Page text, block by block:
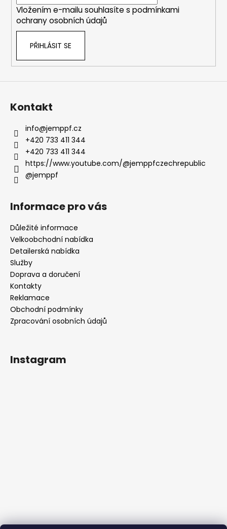
Vložením e-mailu souhlasíte s podmínkami
ochrany osobních údajů
PŘIHLÁSIT SE
Kontakt
info@jemppf.cz
+420 733 411 344
+420 733 411 344
https://www.youtube.com/@jemppfczechrepublic
@jemppf
Informace pro vás
Důležité informace
Velkoobchodní nabídka
Detailerská nabídka
Služby
Doprava a doručení
Kontakty
Reklamace
Obchodní podmínky
Zpracování osobních údajů
Instagram